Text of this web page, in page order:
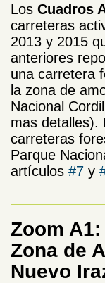
Los Cuadros
carreteras
2013 y 2015
anteriores
una carretera
la zona de
Nacional
mas detalles).
carreteras
Parque
artículos #7 y
Zoom
Zona de
Nuevo